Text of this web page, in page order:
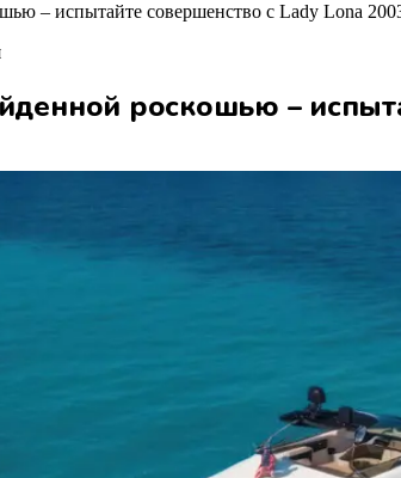
– испытайте совершенство с Lady Lona
роскошью –